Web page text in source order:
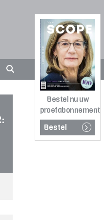
Bestel nu uw
proefabonnement
Bestel